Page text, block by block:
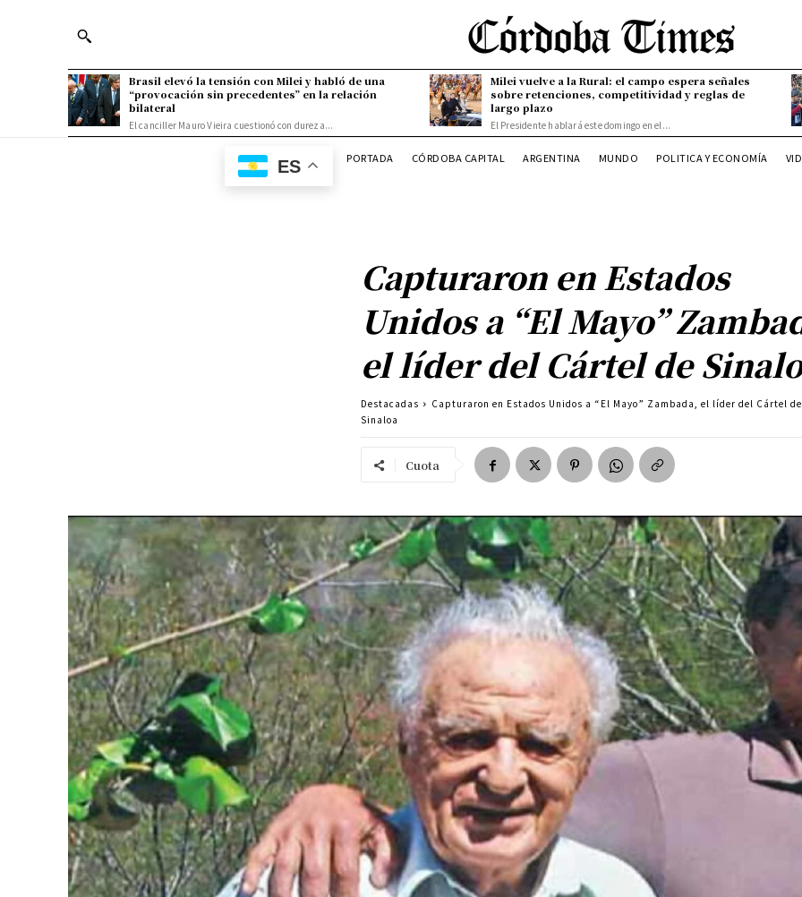
Brasil elevó la tensión con Milei y habló de una
“provocación sin precedentes” en la relación
bilateral
El canciller Mauro Vieira cuestionó con dureza...
Milei vuelve a la Rural: el campo espera señales
sobre retenciones, competitividad y reglas de
largo plazo
El Presidente hablará este domingo en el...
ES PORTADA CÓRDOBA CAPITAL ARGENTINA MUNDO POLITICA Y ECONOMÍA
Capturaron en Estados
Unidos a “El Mayo”
el líder del Cártel de
Destacadas
Capturaron en Estados Unidos a “El Mayo” Zambada, el líder del Cártel de
Sinaloa
Cuota